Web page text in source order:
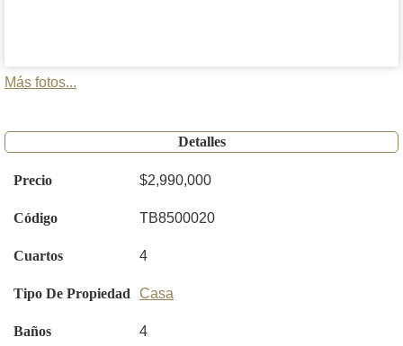
Más fotos...
Detalles
Precio $2,990,000
Código TB8500020
Cuartos 4
Tipo De Propiedad Casa
Baños 4